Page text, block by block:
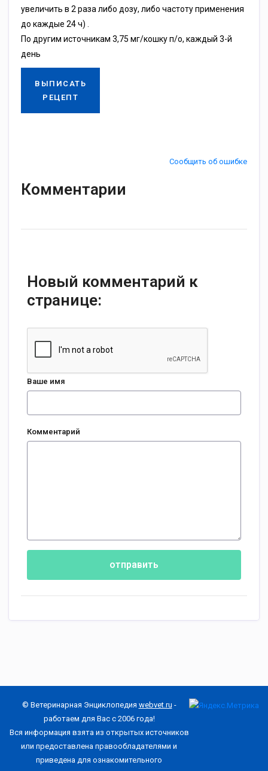
увеличить в 2 раза либо дозу, либо частоту применения
до каждые 24 ч) .
По другим источникам 3,75 мг/кошку п/о, каждый 3-й
день
ВЫПИСАТЬ
РЕЦЕПТ
Сообщить об ошибке
Комментарии
Новый комментарий к
странице:
Ваше имя
Комментарий
отправить
© Ветеринарная Энциклопедия webvet.ru -
работаем для Вас с 2006 года!
Вся информация взята из открытых источников
или предоставлена правообладателями и
приведена для ознакомительного